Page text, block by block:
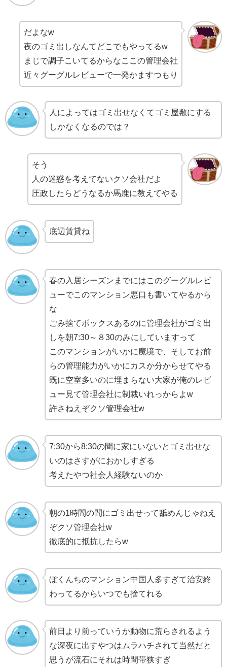
だよなw
夜のゴミ出しなんてどこでもやってるw
まじで調子こいてるからなここの管理会社
近々グーグルレビューで一発かますつもり
人によってはゴミ出せなくてゴミ屋敷にする
しかなくなるのでは？
そう
人の迷惑を考えてないクソ会社だよ
圧政したらどうなるか馬鹿に教えてやる
底辺賃貸ね
春の入居シーズンまでにはこのグーグルレビ
ューでこのマンション悪口も書いてやるから
な
ごみ捨てボックスあるのに管理会社がゴミ出
しを朝7:30～８30のみにしていますって
このマンションがいかに魔境で、そしてお前
らの管理能力がいかにカスか分からせてやる
既に空室多いのに埋まらない大家が俺のレビ
ュー見て管理会社に制裁いれっからよw
許さねえぞクソ管理会社w
7:30から8:30の間に家にいないとゴミ出せな
いのはさすがにおかしすぎる
考えたやつ社会人経験ないのか
朝の1時間の間にゴミ出せって舐めんじゃねえ
ぞクソ管理会社w
徹底的に抵抗したらw
ぼくんちのマンション中国人多すぎて治安終
わってるからいつでも捨てれる
前日より前っていうか動物に荒らされるよう
な深夜に出すやつはムラハチされて当然だと
思うが流石にそれは時間帯狭すぎ